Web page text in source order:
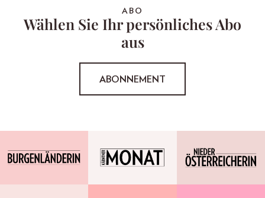
ABO
Wählen Sie Ihr persönliches Abo
aus
ABONNEMENT